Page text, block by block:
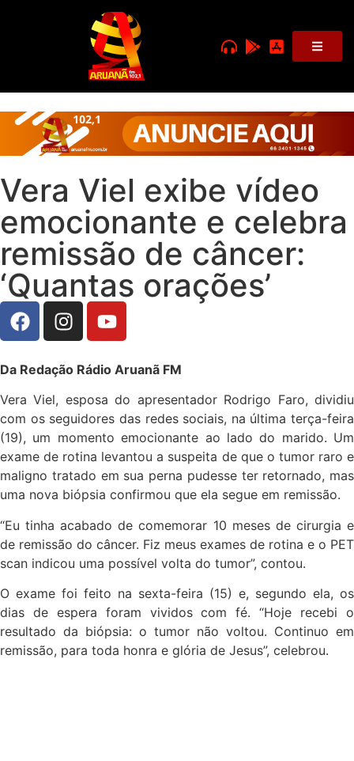
Vera Viel exibe vídeo
emocionante e celebra
remissão de câncer:
‘Quantas orações’
Da Redação Rádio Aruanã FM
Vera Viel, esposa do apresentador Rodrigo Faro, dividiu
com os seguidores das redes sociais, na última terça-feira
(19), um momento emocionante ao lado do marido. Um
exame de rotina levantou a suspeita de que o tumor raro e
maligno tratado em sua perna pudesse ter retornado, mas
uma nova biópsia confirmou que ela segue em remissão.
“Eu tinha acabado de comemorar 10 meses de cirurgia e
de remissão do câncer. Fiz meus exames de rotina e o PET
scan indicou uma possível volta do tumor”, contou.
O exame foi feito na sexta-feira (15) e, segundo ela, os
dias de espera foram vividos com fé. “Hoje recebi o
resultado da biópsia: o tumor não voltou. Continuo em
remissão, para toda honra e glória de Jesus”, celebrou.